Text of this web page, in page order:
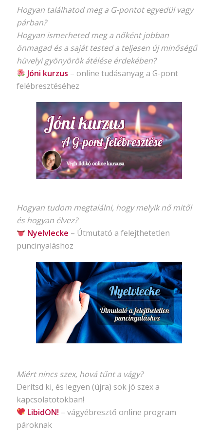
Hogyan találhatod meg a G-pontot egyedül vagy
párban?
Hogyan ismerheted meg a nőként jobban
önmagad és a saját tested a teljesen új minőségű
hüvelyi gyönyörök átélése érdekében?
Jóni kurzus – online tudásanyag a G-pont
felébresztéséhez
Hogyan tudom megtalálni, hogy melyik nő mitől
és hogyan élvez?
Nyelvlecke – Útmutató a felejthetetlen
puncinyaláshoz
Miért nincs szex, hová tűnt a vágy?
Derítsd ki, és legyen (újra) sok jó szex a
kapcsolatotokban!
LibidON! – vágyébresztő online program
pároknak